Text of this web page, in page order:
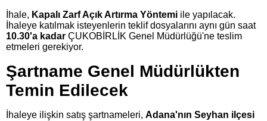
İhale, Kapalı Zarf Açık Artırma Yöntemi ile yapılacak.
İhaleye katılmak isteyenlerin teklif dosyalarını aynı gün saat
10.30'a kadar ÇUKOBİRLİK Genel Müdürlüğü'ne teslim
etmeleri gerekiyor.
Şartname Genel Müdürlükten
Temin Edilecek
İhaleye ilişkin satış şartnameleri, Adana'nın Seyhan ilçesi